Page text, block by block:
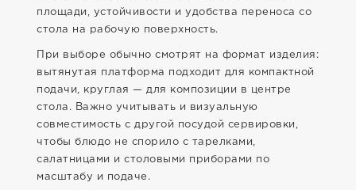
площади, устойчивости и удобства переноса со
стола на рабочую поверхность.
При выборе обычно смотрят на формат изделия:
вытянутая платформа подходит для компактной
подачи, круглая — для композиции в центре
стола. Важно учитывать и визуальную
совместимость с другой посудой сервировки,
чтобы блюдо не спорило с тарелками,
салатницами и столовыми приборами по
масштабу и подаче.